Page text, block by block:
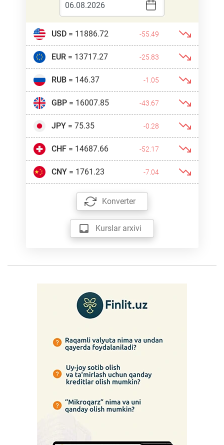
USD= 11886.72 -55.49
EUR= 13717.27 -25.83
RUB= 146.37 -1.05
GBP= 16007.85 -43.67
JPY= 75.35 -0.28
CHF= 14687.66 -52.17
CNY= 1761.23 -7.04
Konverter
Kurslar arxivi